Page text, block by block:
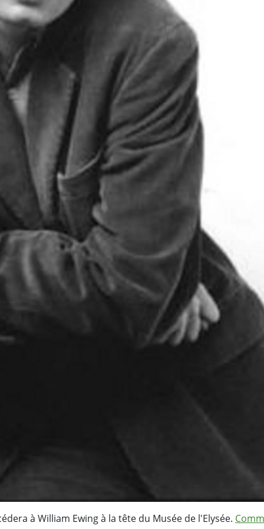
à William Ewing à la tête du Musée de l'Elysée.